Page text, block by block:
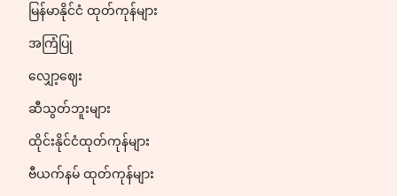
မြန်မာနိုင်ငံ ထုတ်ကုန်များ
အကြံပြု
လျှော့ဈေး
ဆီသွတ်ဘူးများ
ထိုင်းနိုင်ငံထုတ်ကုန်များ
ဗီယက်နမ် ထုတ်ကုန်များ